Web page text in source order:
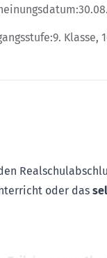
oder das
9. Klasse,